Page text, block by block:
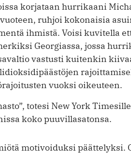
korjataan hurrikaani
ruhjoi kokonaisia
ihmistä. Voisi kuvitella
Georgiassa, jossa
vastusti kuitenkin
vuoksi oikeuteen.
totesi New York Timesille
koko puuvillasatonsa.
motivoiduksi päättelyksi.